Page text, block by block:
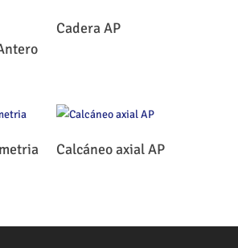
Leer Más
Cadera AP
Leer Más
Calcáneo axial AP